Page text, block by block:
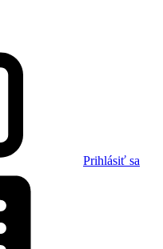
Prihlásiť sa